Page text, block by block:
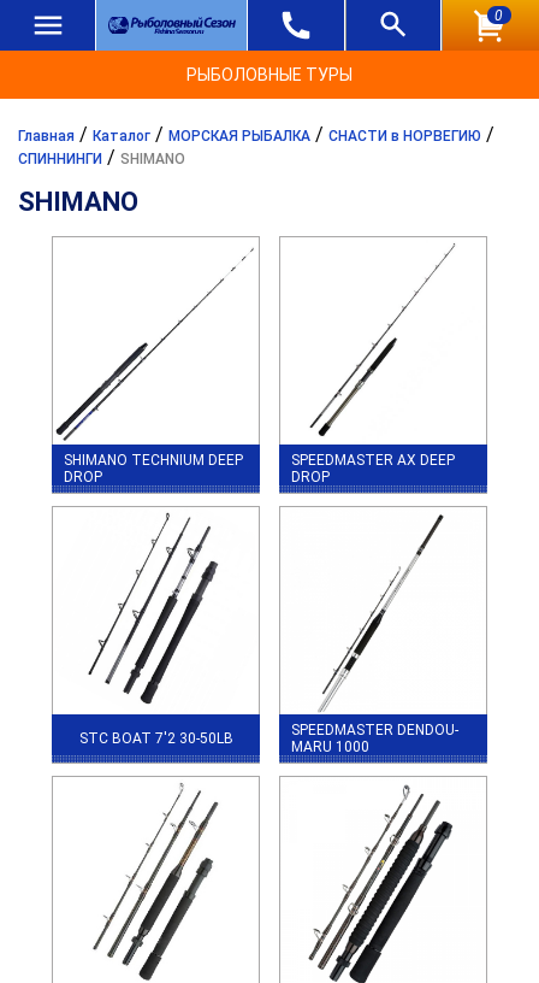
0
РЫБОЛОВНЫЕ ТУРЫ
Главная / Каталог / МОРСКАЯ РЫБАЛКА / СНАСТИ в НОРВЕГИЮ /
СПИННИНГИ / SHIMANO
SHIMANO
SHIMANO TECHNIUM DEEP
DROP
SPEEDMASTER AX DEEP
DROP
STC BOAT 7'2 30-50LB
SPEEDMASTER DENDOU-
MARU 1000